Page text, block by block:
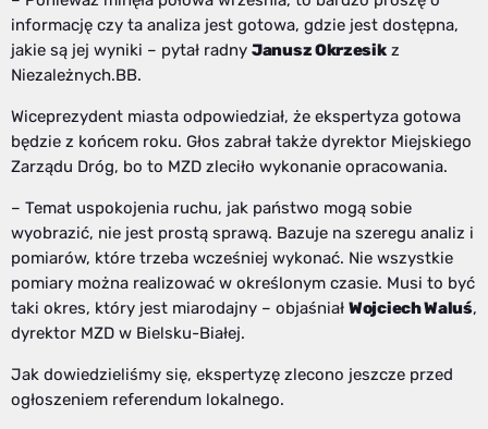
informację czy ta analiza jest gotowa, gdzie jest dostępna,
jakie są jej wyniki – pytał radny Janusz Okrzesikz
Niezależnych.BB.
Wiceprezydent miasta odpowiedział, że ekspertyza gotowa
będzie z końcem roku. Głos zabrał także dyrektor Miejskiego
Zarządu Dróg, bo to MZD zleciło wykonanie opracowania.
– Temat uspokojenia ruchu, jak państwo mogą sobie
wyobrazić, nie jest prostą sprawą. Bazuje na szeregu analiz i
pomiarów, które trzeba wcześniej wykonać. Nie wszystkie
pomiary można realizować w określonym czasie. Musi to być
taki okres, który jest miarodajny – objaśniał Wojciech Waluś,
dyrektor MZD w Bielsku-Białej.
Jak dowiedzieliśmy się, ekspertyzę zlecono jeszcze przed
ogłoszeniem referendum lokalnego.